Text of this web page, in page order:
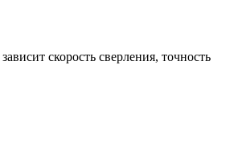
скорость сверления, точность